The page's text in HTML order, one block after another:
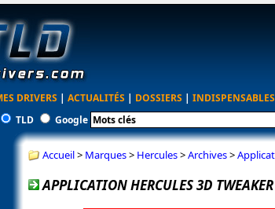
DRIVERS | ACTUALITÉS | DOSSIERS | INDISPENSABLES
TLD Google
Accueil> Marques> Hercules>Archives>
APPLICATION HERCULES 3D